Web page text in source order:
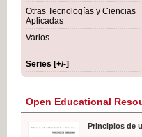
Otras Tecnologías y Ciencias
Aplicadas
Varios
Series [+/-]
Open Educational
Principios de